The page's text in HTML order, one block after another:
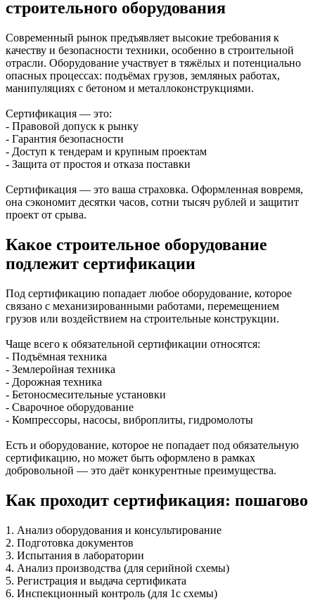
строительного оборудования
Современный рынок предъявляет высокие требования к
качеству и безопасности техники, особенно в строительной
отрасли. Оборудование участвует в тяжёлых и потенциально
опасных процессах: подъёмах грузов, земляных работах,
манипуляциях с бетоном и металлоконструкциями.
Сертификация — это:
- Правовой допуск к рынку
- Гарантия безопасности
- Доступ к тендерам и крупным проектам
- Защита от простоя и отказа поставки
Сертификация — это ваша страховка. Оформленная вовремя,
она сэкономит десятки часов, сотни тысяч рублей и защитит
проект от срыва.
Какое строительное оборудование
подлежит сертификации
Под сертификацию попадает любое оборудование, которое
связано с механизированными работами, перемещением
грузов или воздействием на строительные конструкции.
Чаще всего к обязательной сертификации относятся:
- Подъёмная техника
- Землеройная техника
- Дорожная техника
- Бетоносмесительные установки
- Сварочное оборудование
- Компрессоры, насосы, виброплиты, гидромолоты
Есть и оборудование, которое не попадает под обязательную
сертификацию, но может быть оформлено в рамках
добровольной — это даёт конкурентные преимущества.
Как проходит сертификация: пошагово
1. Анализ оборудования и консультирование
2. Подготовка документов
3. Испытания в лаборатории
4. Анализ производства (для серийной схемы)
5. Регистрация и выдача сертификата
6. Инспекционный контроль (для 1с схемы)